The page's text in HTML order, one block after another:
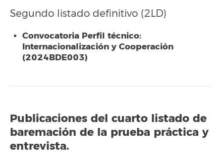
Segundo listado definitivo (2LD)
Convocatoria Perfil técnico:
Internacionalización y Cooperación
(2024BDE003)
Publicaciones del cuarto listado de
baremación de la prueba práctica y
entrevista.